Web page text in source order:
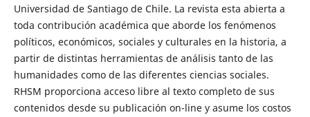
Universidad de Santiago de Chile. La revista esta abierta a
toda contribución académica que aborde los fenómenos
políticos, económicos, sociales y culturales en la historia, a
partir de distintas herramientas de análisis tanto de las
humanidades como de las diferentes ciencias sociales.
RHSM proporciona acceso libre al texto completo de sus
contenidos desde su publicación on-line y asume los costos